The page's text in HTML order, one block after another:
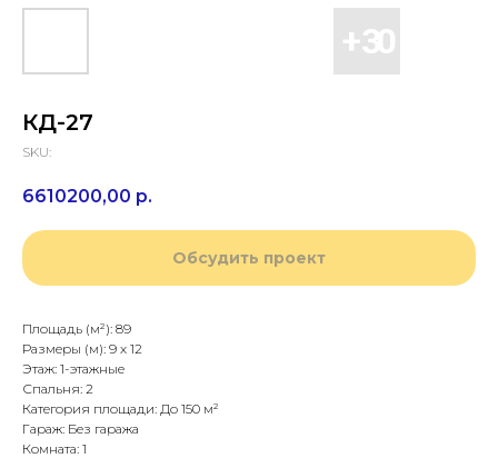
КД-27
SKU:
6610200,00 р.
Обсудить проект
Площадь (м²): 89
Размеры (м): 9 х 12
Этаж: 1-этажные
Спальня: 2
Категория площади: До 150 м²
Гараж: Без гаража
Комната: 1